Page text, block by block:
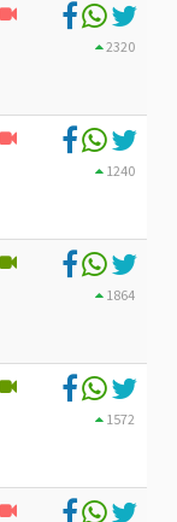
2320
1240
1864
1572